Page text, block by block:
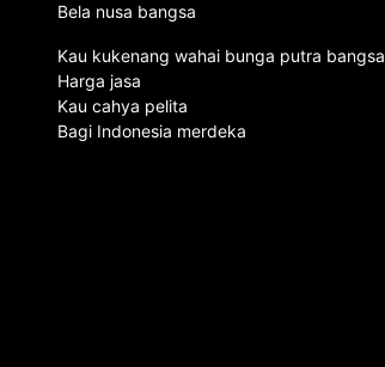
Bela nusa bangsa
Kau kukenang wahai bunga putra bangsa
Harga jasa
Kau cahya pelita
Bagi Indonesia merdeka